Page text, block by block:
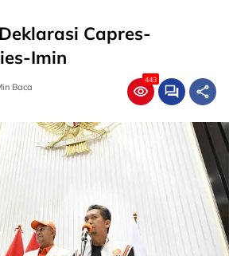
Capres-
Imin
Baca
443